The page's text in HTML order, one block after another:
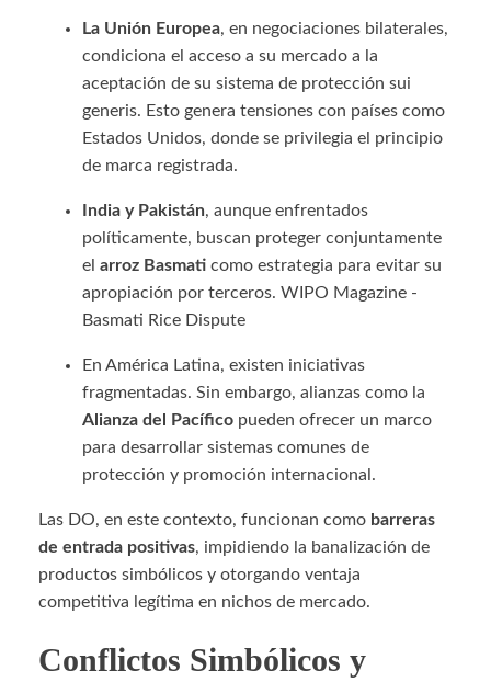
La Unión Europea, en negociaciones bilaterales,
condiciona el acceso a su mercado a la
aceptación de su sistema de protección sui
generis. Esto genera tensiones con países como
Estados Unidos, donde se privilegia el principio
de marca registrada.
India y Pakistán, aunque enfrentados
políticamente, buscan proteger conjuntamente
el arroz Basmati como estrategia para evitar su
apropiación por terceros. WIPO Magazine -
Basmati Rice Dispute
En América Latina, existen iniciativas
fragmentadas. Sin embargo, alianzas como la
Alianza del Pacífico pueden ofrecer un marco
para desarrollar sistemas comunes de
protección y promoción internacional.
Las DO, en este contexto, funcionan como barreras
de entrada positivas, impidiendo la banalización de
productos simbólicos y otorgando ventaja
competitiva legítima en nichos de mercado.
Conflictos Simbólicos y